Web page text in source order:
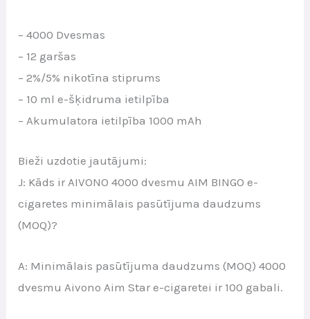
– 4000 Dvesmas
– 12 garšas
– 2%/5% nikotīna stiprums
– 10 ml e-šķidruma ietilpība
– Akumulatora ietilpība 1000 mAh
Bieži uzdotie jautājumi:
J: Kāds ir AIVONO 4000 dvesmu AIM BINGO e-
cigaretes minimālais pasūtījuma daudzums
(MOQ)?
A: Minimālais pasūtījuma daudzums (MOQ) 4000
dvesmu Aivono Aim Star e-cigaretei ir 100 gabali.